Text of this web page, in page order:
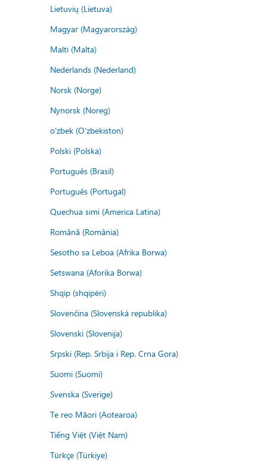
Lietuvių (Lietuva)
Magyar (Magyarország)
Malti (Malta)
Nederlands (Nederland)
Norsk (Norge)
Nynorsk (Noreg)
o'zbek (O'zbekiston)
Polski (Polska)
Português (Brasil)
Português (Portugal)
Quechua simi (America Latina)
Română (România)
Sesotho sa Leboa (Afrika Borwa)
Setswana (Aforika Borwa)
Shqip (shqipëri)
Slovenčina (Slovenská republika)
Slovenski (Slovenija)
Srpski (Rep. Srbija i Rep. Crna Gora)
Suomi (Suomi)
Svenska (Sverige)
Te reo Māori (Aotearoa)
Tiếng Việt (Việt Nam)
Türkçe (Türkiye)